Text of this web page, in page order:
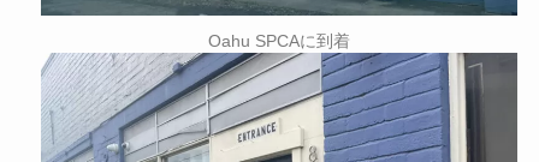
Oahu SPCAに到着